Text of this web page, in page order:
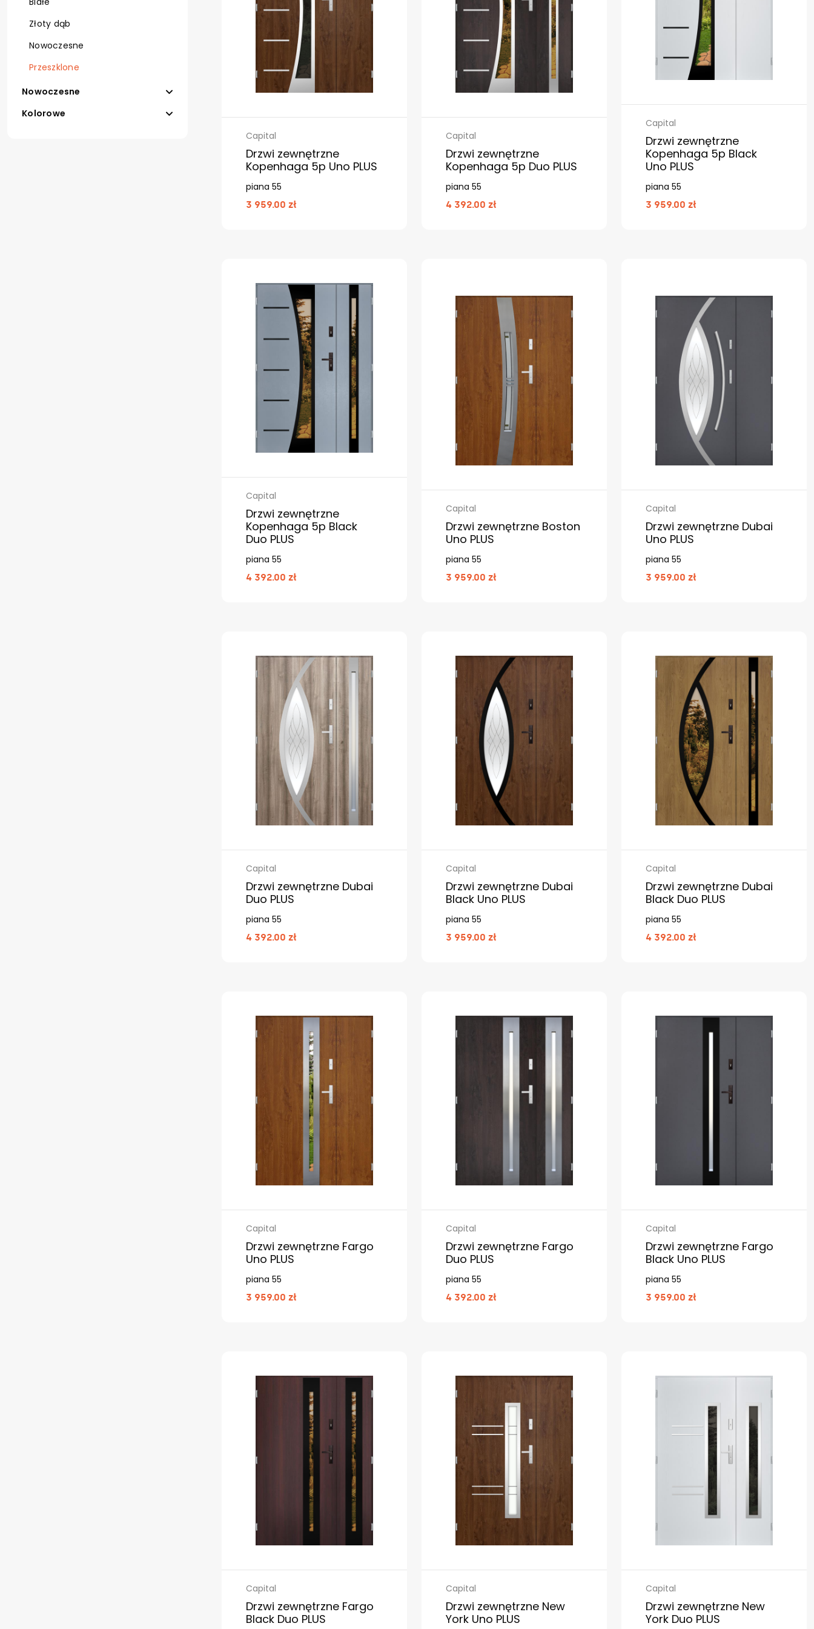
Złoty dąb
Nowoczesne
Przeszklone
Nowoczesne
Kolorowe
Capital
Drzwi zewnętrzne
Kopenhaga 5p Uno PLUS
piana 55
3 959.00 zł
Capital
Drzwi zewnętrzne
Kopenhaga 5p Duo PLUS
piana 55
4 392.00 zł
Capital
Drzwi zewnętrzne
Kopenhaga 5p Black
Uno PLUS
piana 55
3 959.00 zł
Capital
Drzwi zewnętrzne
Kopenhaga 5p Black
Duo PLUS
piana 55
4 392.00 zł
Capital
Drzwi zewnętrzne Boston
Uno PLUS
piana 55
3 959.00 zł
Capital
Drzwi zewnętrzne Dubai
Uno PLUS
piana 55
3 959.00 zł
Capital
Drzwi zewnętrzne Dubai
Duo PLUS
piana 55
4 392.00 zł
Capital
Drzwi zewnętrzne Dubai
Black Uno PLUS
piana 55
3 959.00 zł
Capital
Drzwi zewnętrzne Dubai
Black Duo PLUS
piana 55
4 392.00 zł
Capital
Drzwi zewnętrzne Fargo
Uno PLUS
piana 55
3 959.00 zł
Capital
Drzwi zewnętrzne Fargo
Duo PLUS
piana 55
4 392.00 zł
Capital
Drzwi zewnętrzne Fargo
Black Uno PLUS
piana 55
3 959.00 zł
Capital
Drzwi zewnętrzne Fargo
Black Duo PLUS
Capital
Drzwi zewnętrzne New
York Uno PLUS
Capital
Drzwi zewnętrzne New
York Duo PLUS